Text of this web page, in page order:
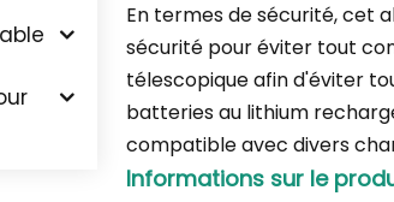
En termes de sécurité, cet
sécurité pour éviter tout
télescopique afin d'éviter
batteries au lithium
compatible avec divers
Informations sur le